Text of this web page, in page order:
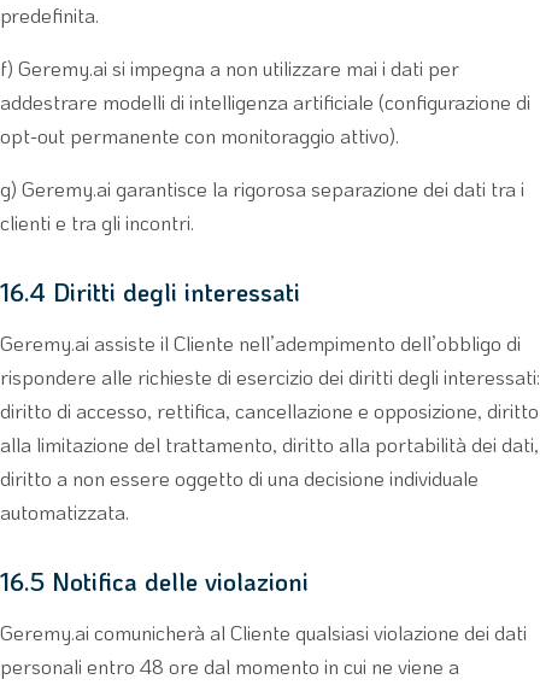
predefinita.
f) Geremy.ai si impegna a non utilizzare mai i dati per
addestrare modelli di intelligenza artificiale (configurazione di
opt-out permanente con monitoraggio attivo).
g) Geremy.ai garantisce la rigorosa separazione dei dati tra i
clienti e tra gli incontri.
16.4 Diritti degli interessati
Geremy.ai assiste il Cliente nell’adempimento dell’obbligo di
rispondere alle richieste di esercizio dei diritti degli interessati:
diritto di accesso, rettifica, cancellazione e opposizione, diritto
alla limitazione del trattamento, diritto alla portabilità dei dati,
diritto a non essere oggetto di una decisione individuale
automatizzata.
16.5 Notifica delle violazioni
Geremy.ai comunicherà al Cliente qualsiasi violazione dei dati
personali entro 48 ore dal momento in cui ne viene a